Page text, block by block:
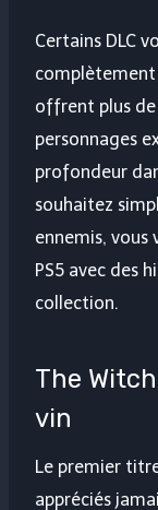
Certains DLC
complètement
offrent plus
personnages
profondeur
souhaitez
ennemis, vous
PS5 avec des
collection.
The
vin
Le premier titre
appréciés